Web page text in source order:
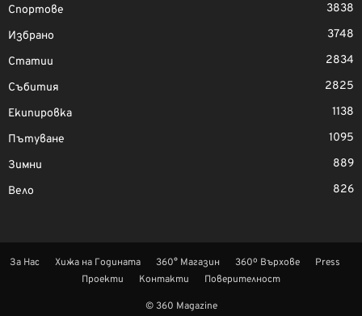
Спортове
3838
Избрано
3748
Статии
2834
Събития
2825
Екипировка
1138
Пътуване
1095
Зимни
889
Вело
826
За Нас Хижа на Годината 360° Магазин 360º Върхове
Press
Проекти
Контакти Поверителност
© 360 Magazine